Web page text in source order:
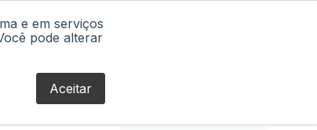
e em serviços
pode alterar
Aceitar